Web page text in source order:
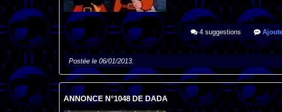
4 suggestions
Postée le 06/01/2013.
ANNONCE N°1048 DE DADA